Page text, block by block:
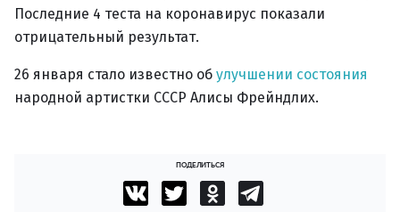
Последние 4 теста на коронавирус показали
отрицательный результат.
26 января стало известно об улучшении состояния
народной артистки СССР Алисы Фрейндлих.
ПОДЕЛИТЬСЯ